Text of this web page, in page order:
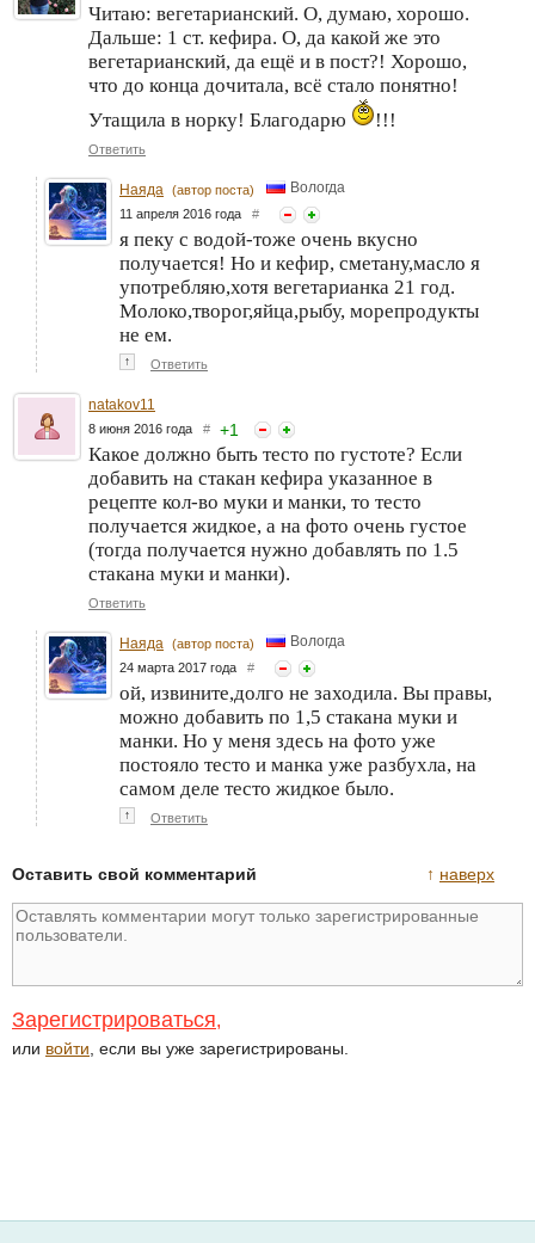
Читаю: вегетарианский. О, думаю, хорошо.
Дальше: 1 ст. кефира. О, да какой же это
вегетарианский, да ещё и в пост?! Хорошо,
что до конца дочитала, всё стало понятно!
Утащила в норку! Благодарю
!!!
Ответить
Наяда (автор поста) Вологда
11 апреля 2016 года #
я пеку с водой-тоже очень вкусно
получается! Но и кефир, сметану,масло я
употребляю,хотя вегетарианка 21 год.
Молоко,творог,яйца,рыбу, морепродукты
не ем.
↑ Ответить
natakov11
8 июня 2016 года # +1
Какое должно быть тесто по густоте? Если
добавить на стакан кефира указанное в
рецепте кол-во муки и манки, то тесто
получается жидкое, а на фото очень густое
(тогда получается нужно добавлять по 1.5
стакана муки и манки).
Ответить
Наяда (автор поста) Вологда
24 марта 2017 года #
ой, извините,долго не заходила. Вы правы,
можно добавить по 1,5 стакана муки и
манки. Но у меня здесь на фото уже
постояло тесто и манка уже разбухла, на
самом деле тесто жидкое было.
↑ Ответить
↑ наверх
Оставить свой комментарий
Зарегистрироваться,
или войти , если вы уже зарегистрированы.